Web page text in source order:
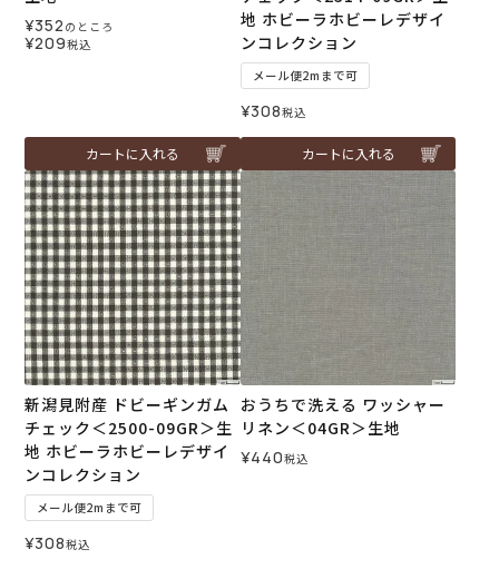
¥352 のところ
¥209税込
カートに入れる
地 ホビーラホビーレデザイ
ンコレクション
メール便2mまで可
¥308税込
カートに入れる
新潟見附産 ドビーギンガム
チェック＜2500-09GR＞生
地 ホビーラホビーレデザイ
ンコレクション
メール便2mまで可
¥308税込
おうちで洗える ワッシャー
リネン＜04GR＞生地
¥440税込